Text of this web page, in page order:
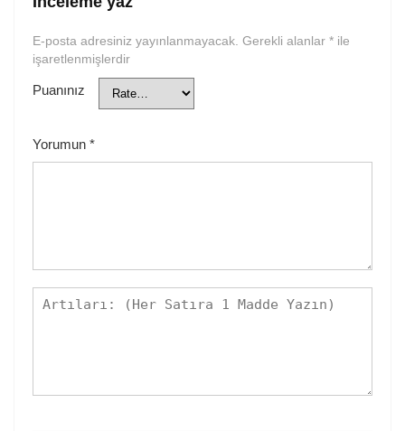
E-posta adresiniz yayınlanmayacak. Gerekli alanlar * ile
işaretlenmişlerdir
Puanınız
Yorumun *